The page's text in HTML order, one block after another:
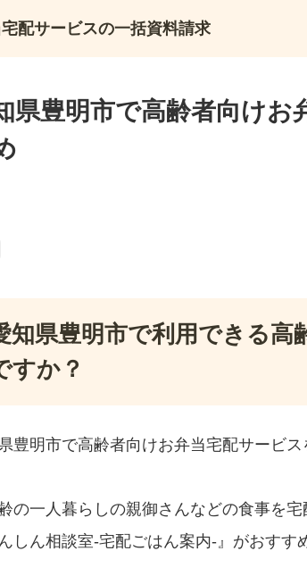
配サービスの一括資料請求
県豊明市で高齢者向け
知県豊明市で利用できる高
すか？
豊明市で高齢者向けお弁当宅配サービス
の一人暮らしの親御さんなどの食事を
んしん相談室‐宅配ごはん案内‐』がおすす